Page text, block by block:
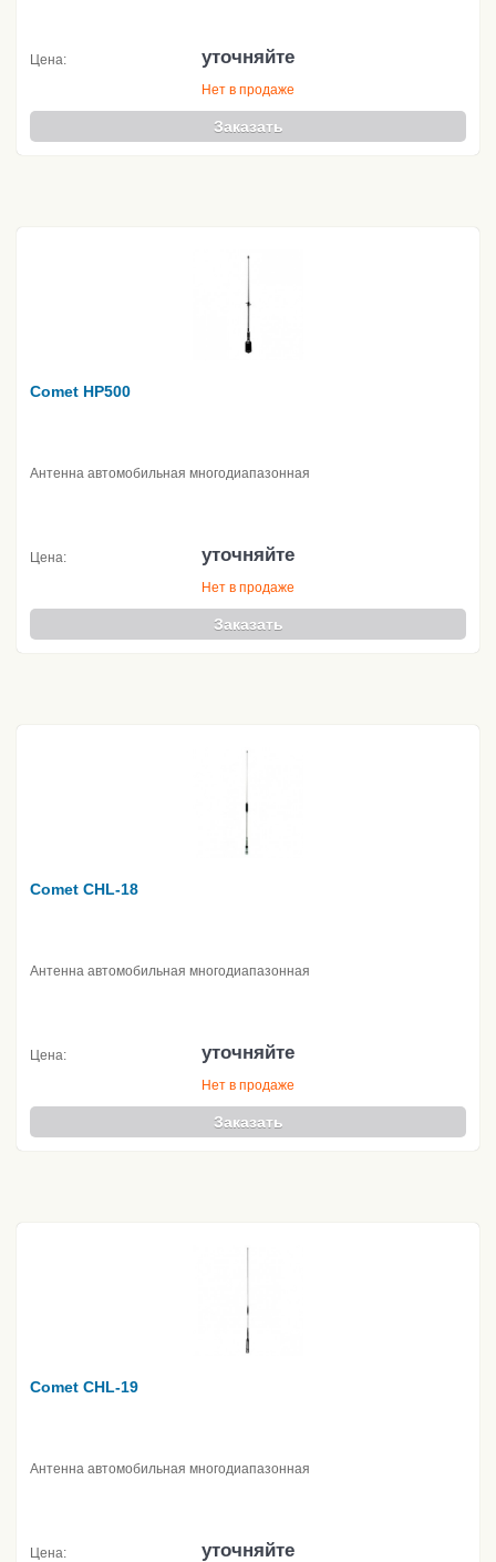
Цена: уточняйте
Нет в продаже
Заказать
Comet HP500
Антенна автомобильная многодиапазонная
Цена: уточняйте
Нет в продаже
Заказать
Comet CHL-18
Антенна автомобильная многодиапазонная
Цена: уточняйте
Нет в продаже
Заказать
Comet CHL-19
Антенна автомобильная многодиапазонная
Цена: уточняйте